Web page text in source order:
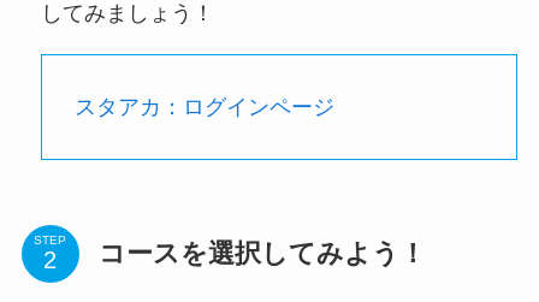
してみましょう！
スタアカ：ログインページ
STEP コースを選択してみよう！